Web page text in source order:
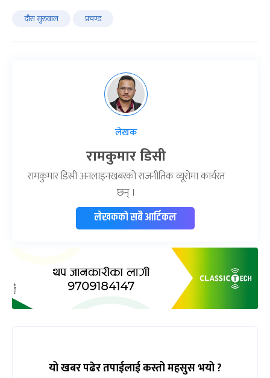
दौरा सुरुवाल प्रचण्ड
लेखक
रामकुमार डिसी
रामकुमार डिसी अनलाइनखबरको राजनीतिक व्यूरोमा कार्यरत
छन् ।
लेखकको सबै आर्टिकल
यो खबर पढेर तपाईलाई कस्तो महसुस भयो ?